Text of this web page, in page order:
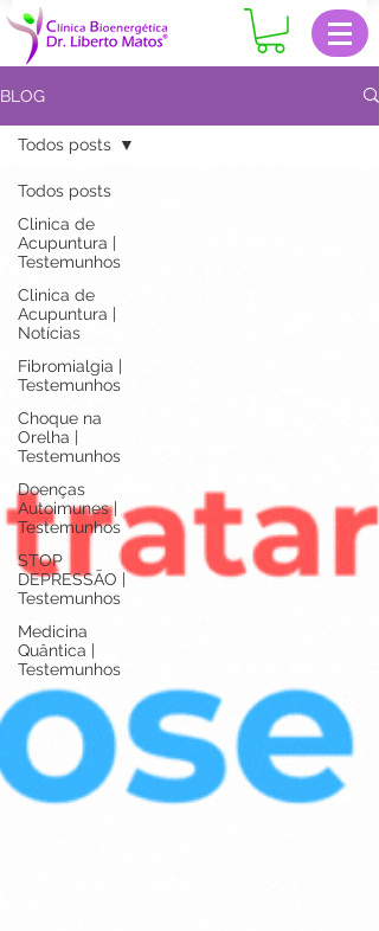
BLOG
Todos posts
Clinica de
Acupuntura |
Testemunhos
Clinica de
Acupuntura |
Notícias
Fibromialgia |
Testemunhos
Choque na
Orelha |
Testemunhos
Doenças
Autoimunes |
Testemunhos
STOP
DEPRESSÃO |
Testemunhos
Medicina
Quântica |
Testemunhos
Todos posts